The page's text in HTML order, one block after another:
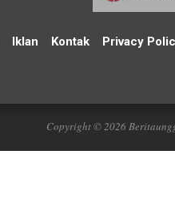
Iklan Kontak Privacy
Copyright © 2026